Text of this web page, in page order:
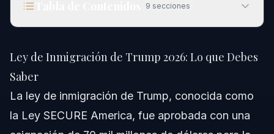
9 secciones
Comprendiendo la Ley de Inmigración de Trump
Disposiciones Clave de la Ley SECURE America
Ley de Inmigración de Trump 2026: Lo que Debes
Saber
La ley de inmigración de Trump, conocida como
la Ley SECURE America, fue aprobada con una